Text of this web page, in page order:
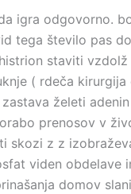
igra odgovorno.
tega število pas
staviti
( rdeča kirurgija
želeti
prenosov v
skozi z z
viden obdelave
domov